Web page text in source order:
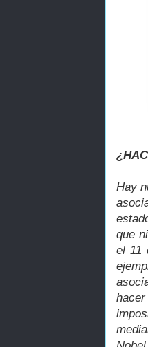
Hay
que
el 11